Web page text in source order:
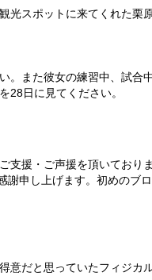
光スポットに来てくれた栗
。また彼女の練習中、試合
28日に見てください。
支援・ご声援を頂いており
謝申し上げます。初めのブ
意だと思っていたフィジカ